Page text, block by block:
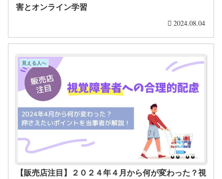
害とオンライン学習
2024.08.04
見える人へ
【販売店注目】２０２４年４月から何が変わった？視